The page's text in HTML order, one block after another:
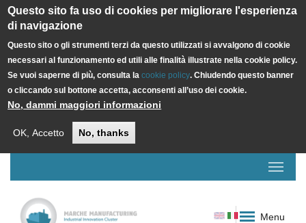
Questo sito fa uso di cookies per migliorare l'esperienza
di navigazione
Questo sito o gli strumenti terzi da questo utilizzati si avvalgono di cookie
necessari al funzionamento ed utili alle finalità illustrate nella cookie policy.
Se vuoi saperne di più, consulta lacookie policy. Chiudendo questo banner
o cliccando sul bottone accetta, acconsenti all’uso dei cookie.
No, dammi maggiori informazioni
OK, Accetto No, thanks
Menu